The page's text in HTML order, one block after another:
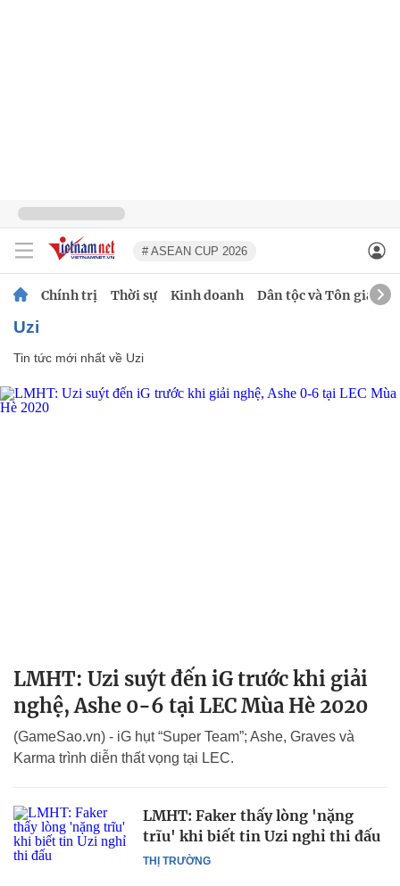
# ASEAN CUP 2026
Chính trị Thời sự Kinh doanh Dân tộc và Tôn giáo
Uzi
Tin tức mới nhất về Uzi
LMHT: Uzi suýt đến iG trước khi giải
nghệ, Ashe 0-6 tại LEC Mùa Hè 2020
(GameSao.vn) - iG hụt “Super Team”; Ashe, Graves và
Karma trình diễn thất vọng tại LEC.
THỊ TRƯỜNG
LMHT: Faker thấy lòng 'nặng
trĩu' khi biết tin Uzi nghỉ thi đấu